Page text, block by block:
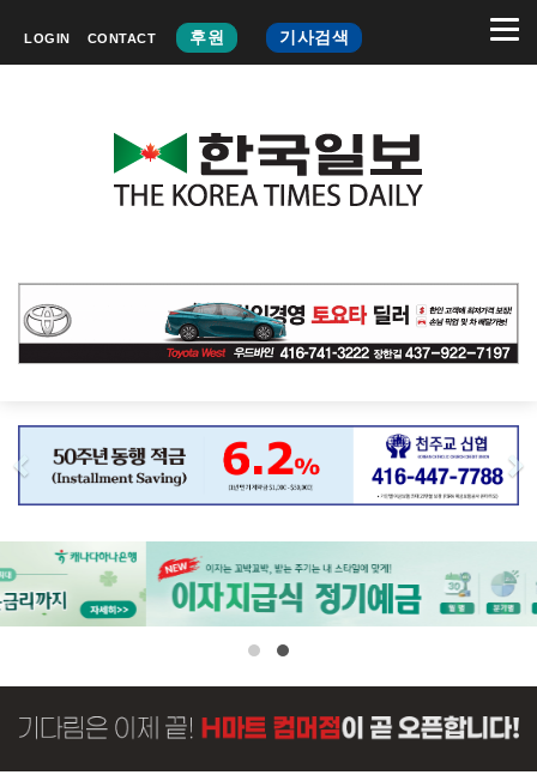
LOGIN CONTACT 후원 기사검색
Previous